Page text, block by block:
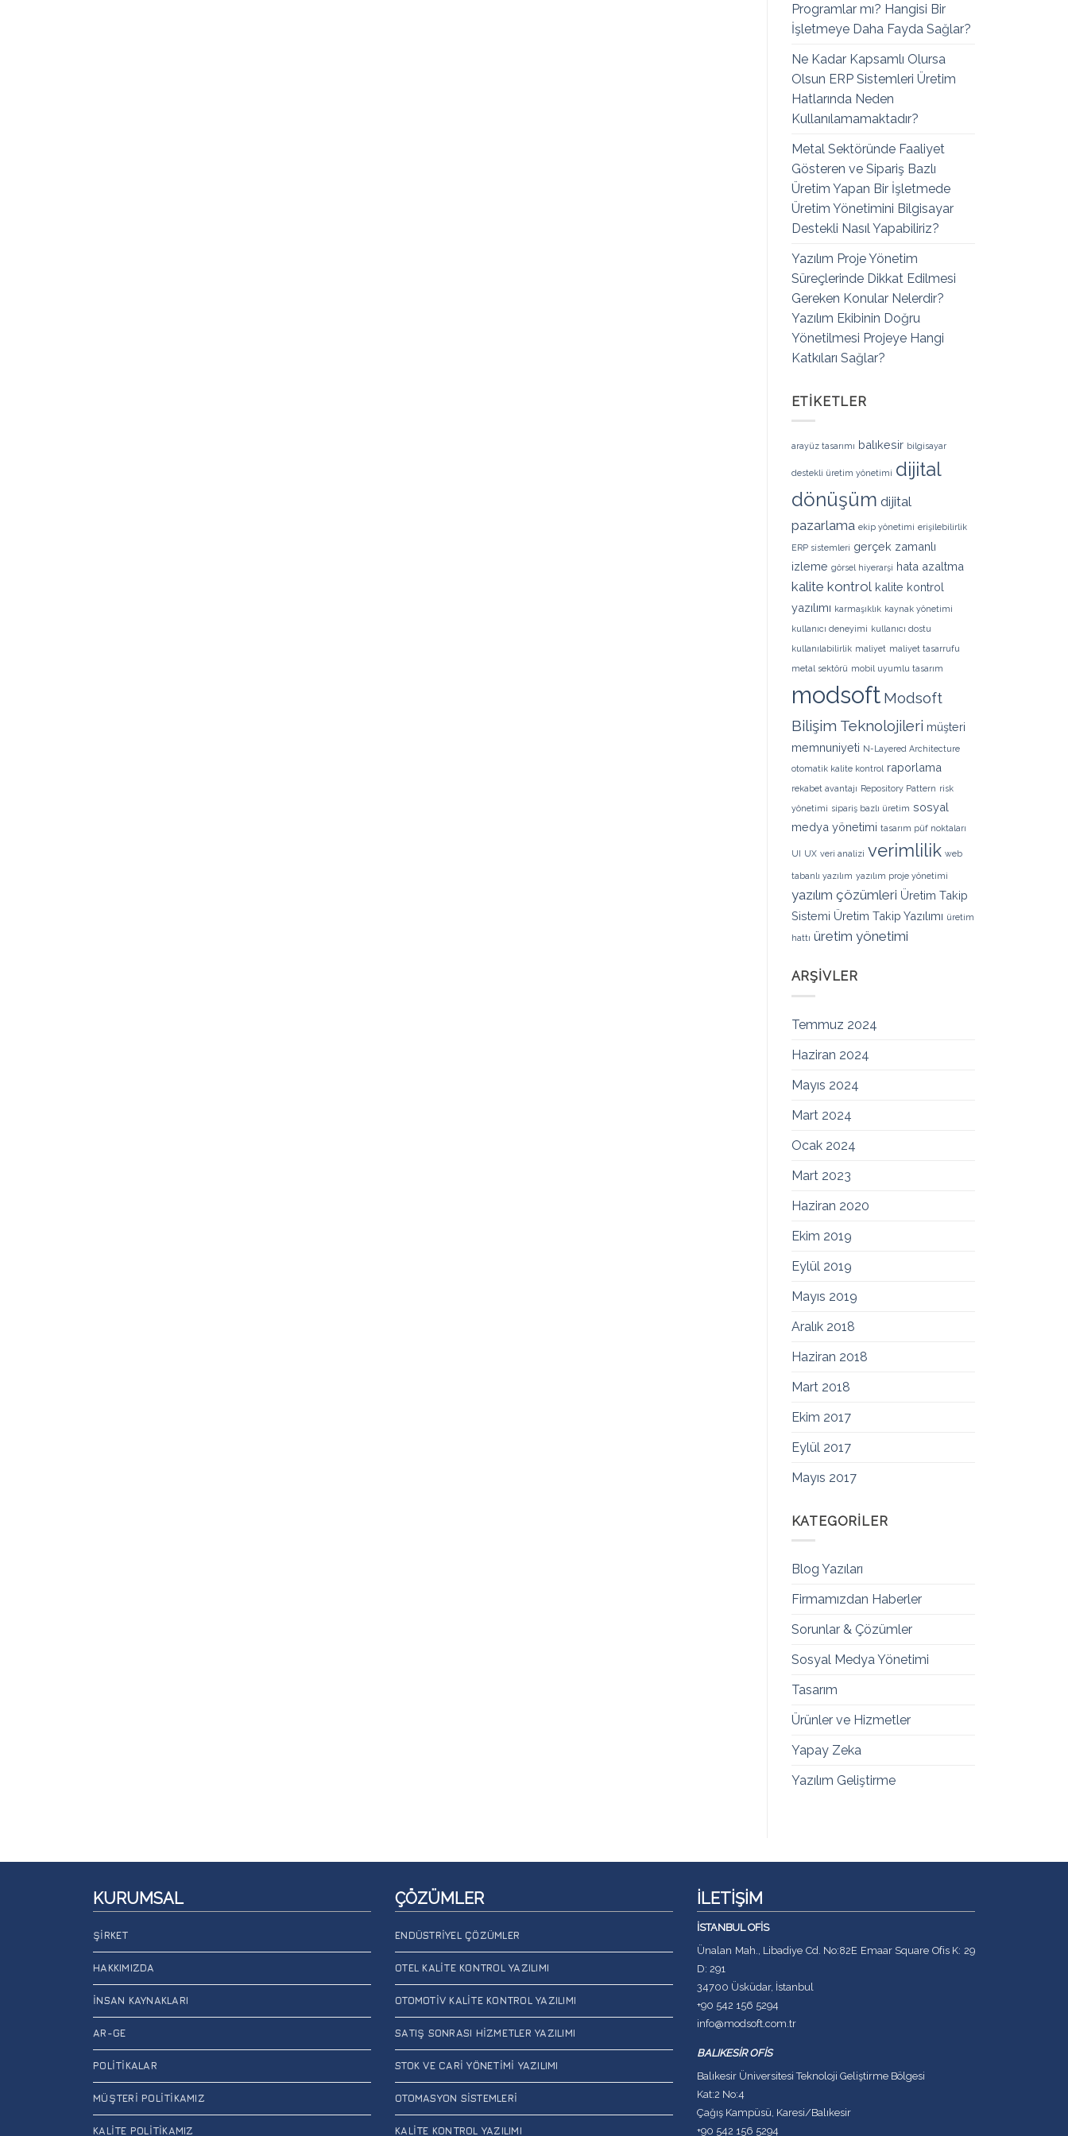
Programlar mı? Hangisi Bir
İşletmeye Daha Fayda Sağlar?
Ne Kadar Kapsamlı Olursa
Olsun ERP Sistemleri Üretim
Hatlarında Neden
Kullanılamamaktadır?
Metal Sektöründe Faaliyet
Gösteren ve Sipariş Bazlı
Üretim Yapan Bir İşletmede
Üretim Yönetimini Bilgisayar
Destekli Nasıl Yapabiliriz?
Yazılım Proje Yönetim
Süreçlerinde Dikkat Edilmesi
Gereken Konular Nelerdir?
Yazılım Ekibinin Doğru
Yönetilmesi Projeye Hangi
Katkıları Sağlar?
ETIKETLER
arayüz tasarımı balıkesir bilgisayar
destekli üretim yönetimi dijital
dönüşüm dijital
pazarlama ekip yönetimi erişilebilirlik
ERP sistemleri gerçek zamanlı
izleme görsel hiyerarşi hata azaltma
kalite kontrol kalite kontrol
yazılımı karmaşıklık kaynak yönetimi
kullanıcı deneyimi kullanıcı dostu
kullanılabilirlik maliyet maliyet tasarrufu
metal sektörü mobil uyumlu tasarım
modsoft Modsoft
Bilişim Teknolojileri müşteri
memnuniyeti N-Layered Architecture
otomatik kalite kontrol raporlama
rekabet avantajı Repository Pattern risk
yönetimi sipariş bazlı üretim sosyal
medya yönetimi tasarım püf noktaları
UI UX veri analizi verimlilik web
tabanlı yazılım yazılım proje yönetimi
yazılım çözümleri Üretim Takip
Sistemi Üretim Takip Yazılımı üretim
hattı üretim yönetimi
ARŞIVLER
Temmuz 2024
Haziran 2024
Mayıs 2024
Mart 2024
Ocak 2024
Mart 2023
Haziran 2020
Ekim 2019
Eylül 2019
Mayıs 2019
Aralık 2018
Haziran 2018
Mart 2018
Ekim 2017
Eylül 2017
Mayıs 2017
KATEGORILER
Blog Yazıları
Firmamızdan Haberler
Sorunlar & Çözümler
Sosyal Medya Yönetimi
Tasarım
Ürünler ve Hizmetler
Yapay Zeka
Yazılım Geliştirme
KURUMSAL
ŞIRKET
HAKKIMIZDA
İNSAN KAYNAKLARI
AR-GE
POLITIKALAR
MÜŞTERI POLITIKAMIZ
KALITE POLITIKAMIZ
ÇÖZÜMLER
ENDÜSTRIYEL ÇÖZÜMLER
OTEL KALITE KONTROL YAZILIMI
OTOMOTIV KALITE KONTROL YAZILIMI
SATIŞ SONRASI HIZMETLER YAZILIMI
STOK VE CARI YÖNETIMI YAZILIMI
OTOMASYON SISTEMLERI
KALITE KONTROL YAZILIMI
İLETİŞİM
İSTANBUL OFİS
Ünalan Mah., Libadiye Cd. No:82E Emaar Square Ofis K: 29
D: 291
34700 Üsküdar, İstanbul
+90 542 156 5294
info@modsoft.com.tr
BALIKESİR OFİS
Balıkesir Üniversitesi Teknoloji Geliştirme Bölgesi
Kat:2 No:4
Çağış Kampüsü, Karesi/Balıkesir
+90 542 156 5294